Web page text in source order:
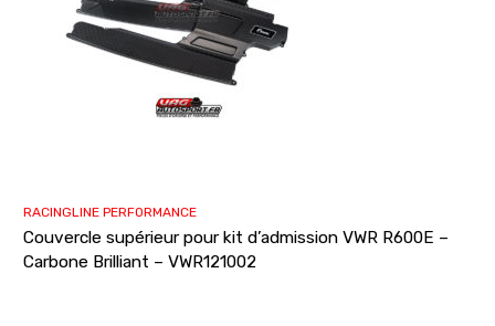
RACINGLINE PERFORMANCE
Couvercle supérieur pour kit d’admission VWR R600E –
Carbone Brilliant – VWR121002